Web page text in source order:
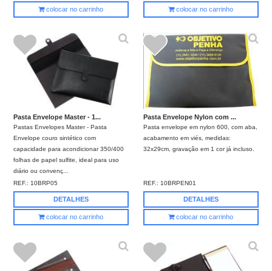
colocar no carrinho colocar no carrinho
Pasta Envelope Master - 1...
Pastas Envelopes Master - Pasta
Envelope couro sintético com
capacidade para acondicionar 350/400
folhas de papel sulfite, ideal para uso
diário ou convenç...
REF.:10BRP05
DETALHES
colocar no carrinho
Pasta Envelope Nylon com ...
Pasta envelope em nylon 600, com aba,
acabamento em viés, medidas:
32x29cm, gravação em 1 cor já incluso.
REF.:10BRPEN01
DETALHES
colocar no carrinho